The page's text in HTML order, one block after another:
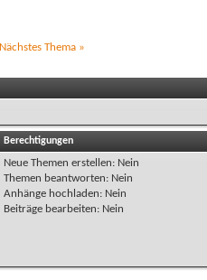
Nächstes Thema »
Berechtigungen
Neue Themen erstellen: Nein
Themen beantworten: Nein
Anhänge hochladen: Nein
Beiträge bearbeiten: Nein